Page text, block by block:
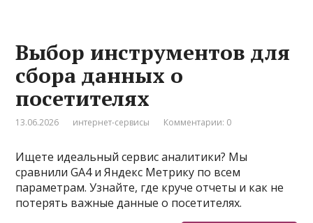
Выбор инструментов для
сбора данных о
посетителях
13.06.2026 интернет-сервисы Комментарии: 0
Ищете идеальный сервис аналитики? Мы
сравнили GA4 и Яндекс Метрику по всем
параметрам. Узнайте, где круче отчеты и как не
потерять важные данные о посетителях.